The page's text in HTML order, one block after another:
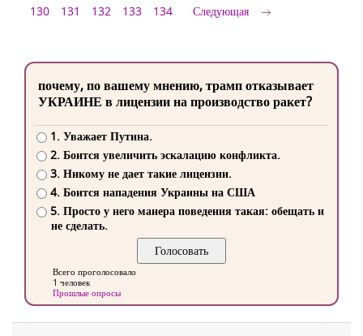
130
131 132 133 134 Следующая
почему, по вашему мнению, трамп отказывает
УКРАИНЕ в лицензии на производство ракет?
1. Уважает Путина.
2. Боится увеличить эскалацию конфликта.
3. Никому не дает такие лицензии.
4. Боится нападения Украины на США
5. Просто у него манера поведения такая: обещать и
не сделать.
Всего проголосовало
1 человек
Прошлые опросы